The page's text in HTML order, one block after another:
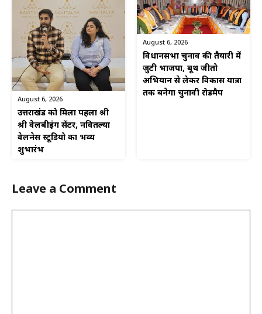
August 6, 2026
उत्तराखंड को मिला पहला श्री
श्री वेलबीइंग सेंटर, नवितल्या
वेलनेस स्टूडियो का भव्य
शुभारंभ
August 6, 2026
विधानसभा चुनाव की तैयारी में
जुटी भाजपा, बूथ जीतो
अभियान से लेकर विकास यात्रा
तक बनेगा चुनावी रोडमैप
Leave a Comment